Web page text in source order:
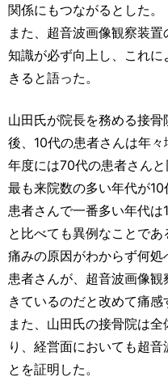
関係にもつながるとした。
また、超音波画像観察装
知識が必ず向上し、これ
きると語った。
山田氏が院長を務める接
後、10代の患者さんは年
年度には70代の患者さん
最も来院数の多い年代が
患者さんで一番多い年代
と比べても異例なことであ
痛みの原因がわからず何
患者さんが、超音波画像
きているのだと改めて痛感
また、山田氏の接骨院は
り、経営面においても超
とを証明した。